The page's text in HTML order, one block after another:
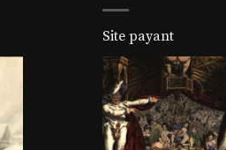
Site payant